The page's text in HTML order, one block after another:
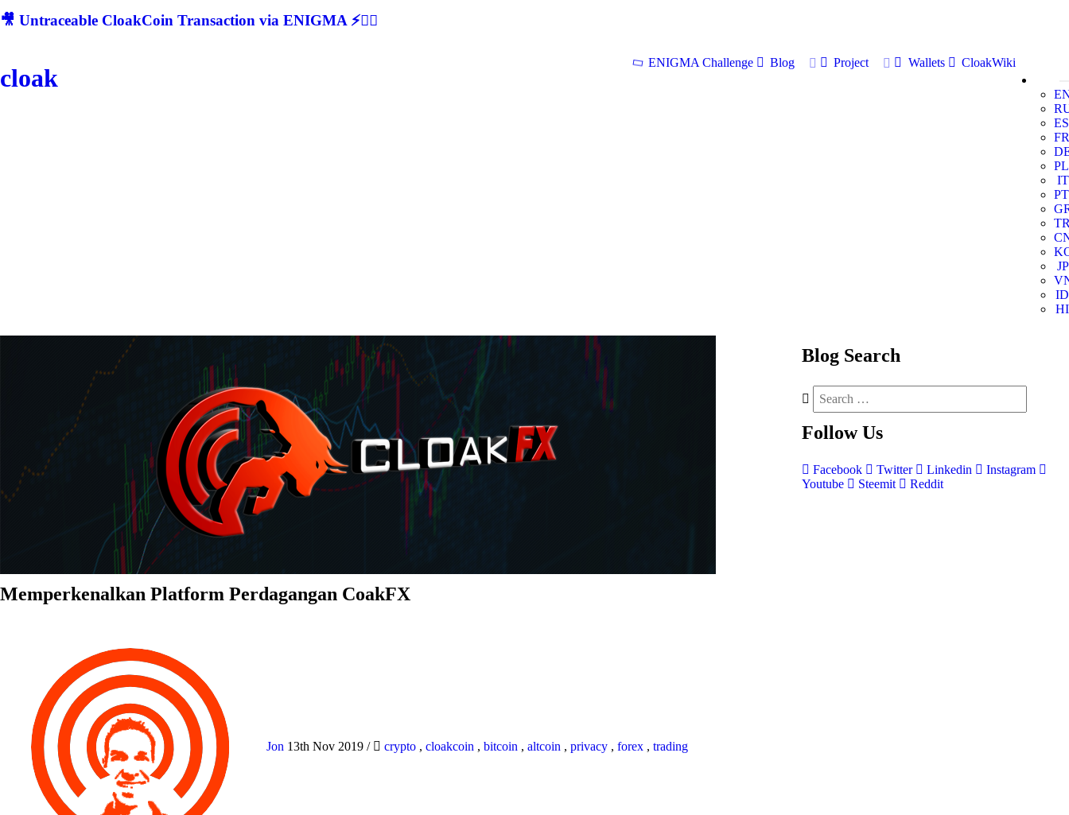
🎥 Untraceable CloakCoin Transaction via ENIGMA ⚡🕵‍♂
cloak
ENIGMA Challenge Blog Project Wallets
CloakWiki
ES
FR
PL
IT
PT
JP
ID
HI
Memperkenalkan Platform Perdagangan CoakFX
Jon 13th Nov 2019 / crypto , cloakcoin , bitcoin , altcoin , privacy , forex , trading
Blog Search
Follow Us
Facebook Twitter Linkedin
Instagram
Youtube
Steemit Reddit